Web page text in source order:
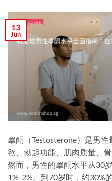
13
Jun
睾酮（Testosterone）是男
欲、勃起功能、肌肉质量、
然而，男性的睾酮水平从30
1%-2%。到70岁时，约30%